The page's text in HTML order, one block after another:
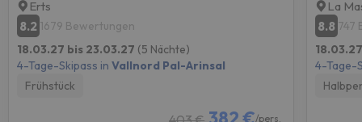
Erts
8.2 1679 Bewertungen
18.03.27 bis 23.03.27 (5 Nächte)
4-Tage-Skipass in Vallnord Pal-Arinsal
Frühstück
/pers.
La
8.8 747
4-Tage-